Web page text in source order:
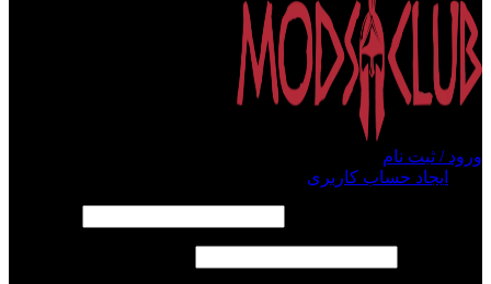
ورود / ثبت نام
ایجاد حساب کاربری